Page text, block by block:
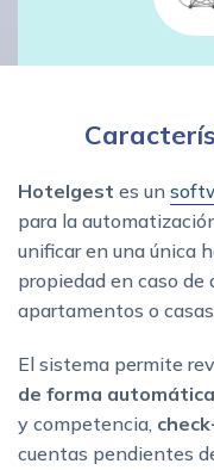
Hotelgest es un
para la
unificar en una única
propiedad en caso
apartamentos o
El sistema permite
de forma automática
y competencia,
cuentas pendientes